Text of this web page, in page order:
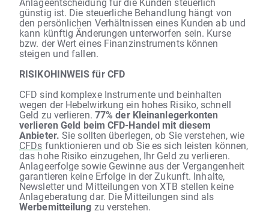
günstig ist. Die steuerliche Behandlung hängt von
den persönlichen Verhältnissen eines Kunden ab und
kann künftig Änderungen unterworfen sein. Kurse
bzw. der Wert eines Finanzinstruments können
steigen und fallen.
RISIKOHINWEIS für CFD
CFD sind komplexe Instrumente und beinhalten
wegen der Hebelwirkung ein hohes Risiko, schnell
Geld zu verlieren. 77% der Kleinanlegerkonten
verlieren Geld beim CFD-Handel mit diesem
Anbieter. Sie sollten überlegen, ob Sie verstehen, wie
CFDs funktionieren und ob Sie es sich leisten können,
das hohe Risiko einzugehen, Ihr Geld zu verlieren.
Anlageerfolge sowie Gewinne aus der Vergangenheit
garantieren keine Erfolge in der Zukunft. Inhalte,
Newsletter und Mitteilungen von XTB stellen keine
Anlageberatung dar. Die Mitteilungen sind als
Werbemitteilung zu verstehen.